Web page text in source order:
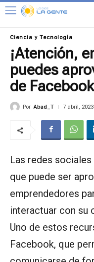
Ciencia y Tecnología
¡Atención,
puedes
de
Por Abad_T 7 abril, 2023
Las redes
que puede ser
emprendedores
interactuar con su
Uno de estos
Facebook, que